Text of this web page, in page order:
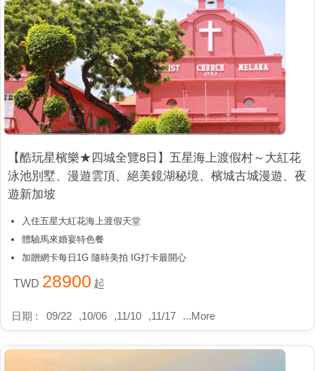
【酷玩星檳樂★四城全覽8日】五星海上渡假村～大紅花
泳池別墅、漫遊雲頂、絕美鏡湖秘境、檳城古城漫遊、夜
遊新加坡
入住五星大紅花海上渡假天堂
體驗馬來婚宴特色餐
加贈網卡每日1G 隨時美拍 IG打卡最開心
TWD 28900 起
日期 : 09/22 ,10/06 ,11/10 ,11/17 ...More